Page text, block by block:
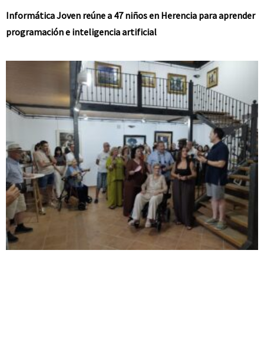
Informática Joven reúne a 47 niños en Herencia para aprender
programación e inteligencia artificial